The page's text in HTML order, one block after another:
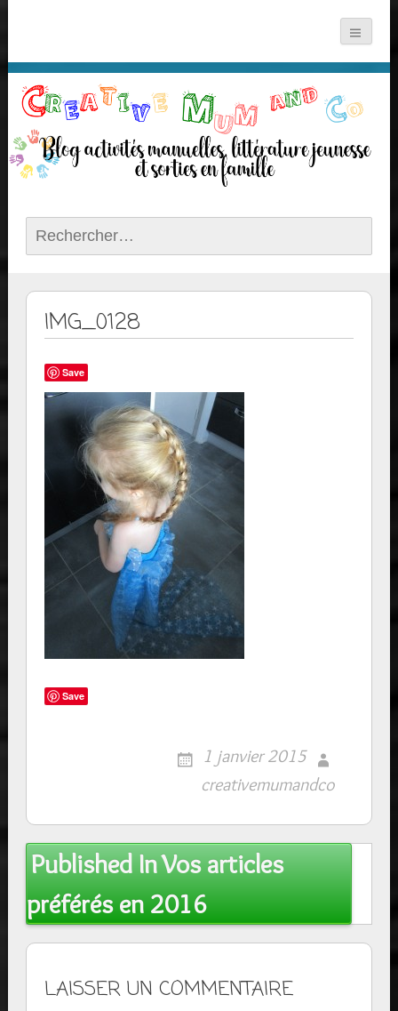
Rechercher :
IMG_0128
Save
Save
1 janvier 2015
creativemumandco
Post
navigation
Published InVos articles
préférés en 2016
LAISSER UN COMMENTAIRE